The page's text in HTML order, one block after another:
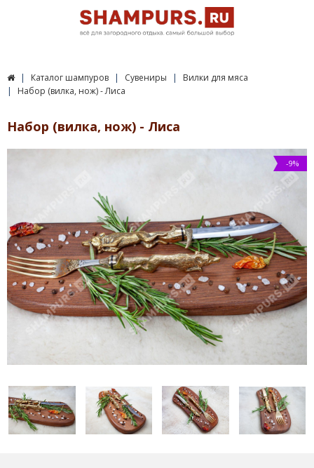
Каталог шампуров Сувениры
Вилки для мяса
Набор (вилка, нож) - Лиса
Набор (вилка, нож) - Лиса
-9%